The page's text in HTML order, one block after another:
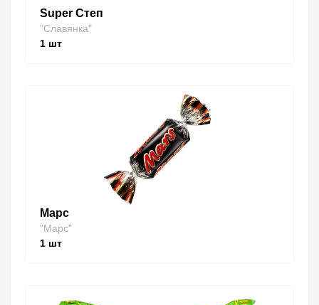
Super Степ
"Славянка"
1 шт
Марс
"Марс"
1 шт